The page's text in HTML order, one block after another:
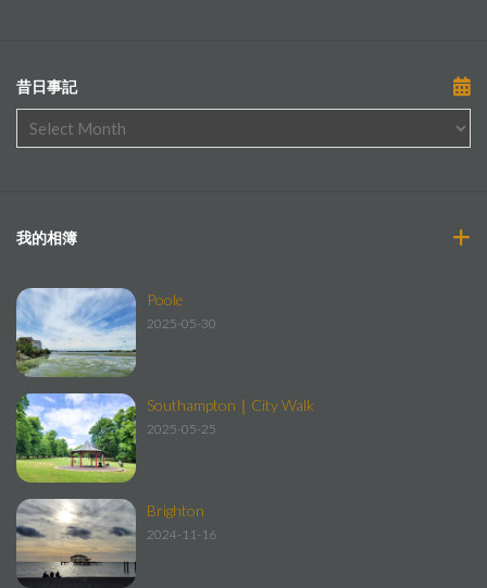
昔日事記
我的相簿
Poole
2025-05-30
Southampton｜City Walk
2025-05-25
Brighton
2024-11-16